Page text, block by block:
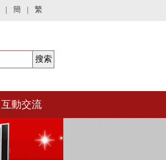
| 簡 | 繁
互動交流